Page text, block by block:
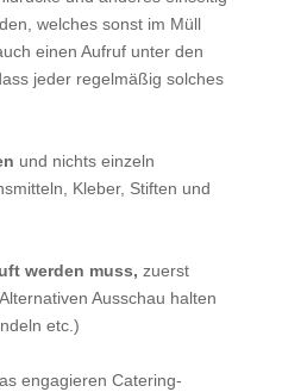
welches sonst im Müll
einen Aufruf unter den
jeder regelmäßig solches
und nichts einzeln
Kleber, Stiften und
werden muss, zuerst
Ausschau halten
etc.)
engagieren Catering-